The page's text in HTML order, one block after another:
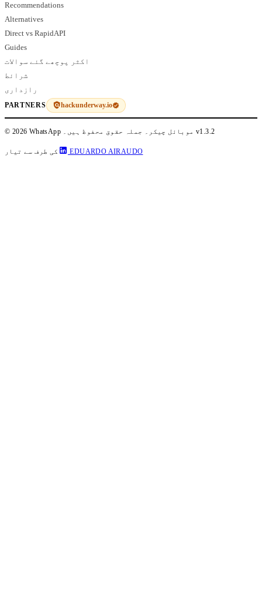
Recommendations
Alternatives
Direct vs RapidAPI
Guides
اکثر پوچھے گئے سوالات
شرائط
رازداری
PARTNERS hackunderway.io
© 2026 WhatsApp موبائل چیکر۔ جملہ حقوق محفوظ ہیں۔v1.3.2
کی طرف سے تیار EDUARDO AIRAUDO